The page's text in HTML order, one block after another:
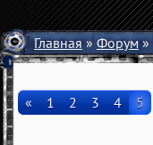
Главная»Форум»
« 1 2 3 4 5